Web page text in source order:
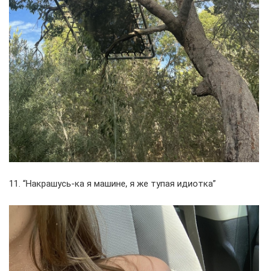
11. “Накрашусь-ка я машине, я же тупая идиотка”